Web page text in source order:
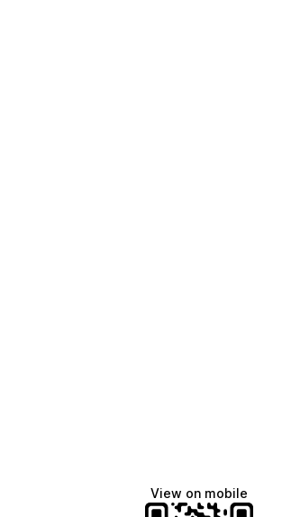
View on mobile